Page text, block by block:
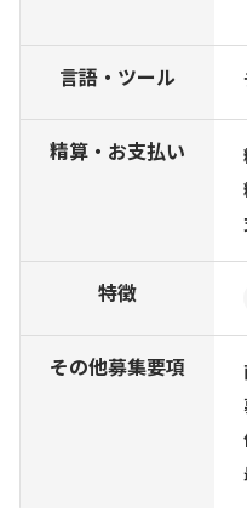
言語・ツール
精算・お支払い
特徴
その他募集要項